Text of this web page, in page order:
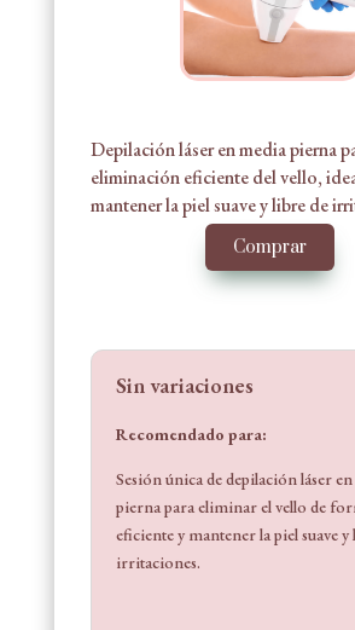
Depilación láser en media pierna
eliminación eficiente del vello,
mantener la piel suave y libre de
Comprar
Sin variaciones
Recomendado para:
Sesión única de depilación láser
pierna para eliminar el vello de
eficiente y mantener la piel suave
irritaciones.